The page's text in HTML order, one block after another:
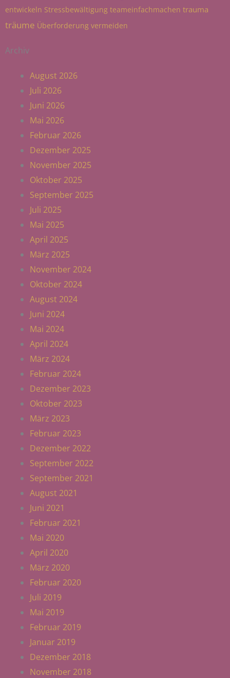
entwickeln Stressbewältigung teameinfachmachen trauma
träume Überforderung vermeiden
Archiv
August 2026
Juli 2026
Juni 2026
Mai 2026
Februar 2026
Dezember 2025
November 2025
Oktober 2025
September 2025
Juli 2025
Mai 2025
April 2025
März 2025
November 2024
Oktober 2024
August 2024
Juni 2024
Mai 2024
April 2024
März 2024
Februar 2024
Dezember 2023
Oktober 2023
März 2023
Februar 2023
Dezember 2022
September 2022
September 2021
August 2021
Juni 2021
Februar 2021
Mai 2020
April 2020
März 2020
Februar 2020
Juli 2019
Mai 2019
Februar 2019
Januar 2019
Dezember 2018
November 2018